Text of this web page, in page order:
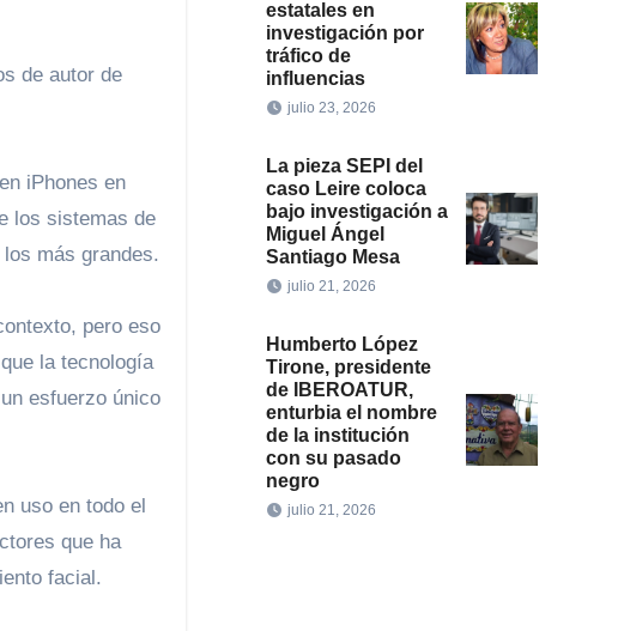
de autor de
iPhones en
los sistemas de
más grandes.
la tecnología
esfuerzo único
uso en todo el
que ha
facial.
estatales en
investigación por
tráfico de
influencias
julio 23, 2026
La pieza SEPI del
caso Leire coloca
bajo investigación a
Miguel Ángel
Santiago Mesa
julio 21, 2026
Humberto López
Tirone, presidente
de IBEROATUR,
enturbia el nombre
de la institución
con su pasado
negro
julio 21, 2026